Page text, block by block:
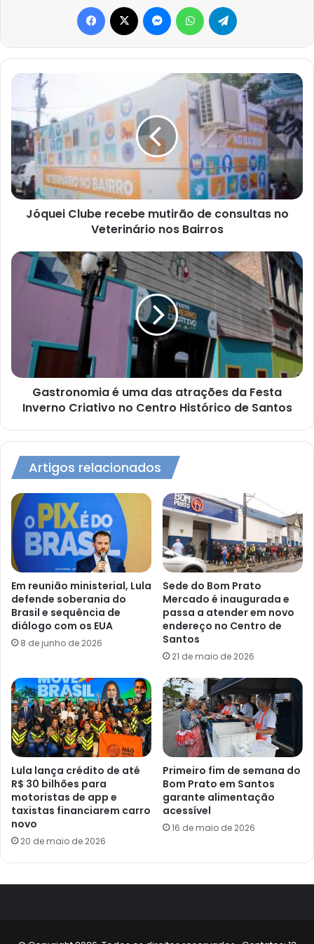
Facebook MessengerWhatsApp
Jóquei
Clube
recebe
mutirão
de
consultas
no
Veterinário
nos
Bairros
Jóquei Clube recebe mutirão de consultas no
Veterinário nos Bairros
Gastronomia
uma
Festa
Inverno
Criativo
Centro
Gastronomia é uma das atrações da Festa
Inverno Criativo no Centro Histórico de Santos
Artigos relacionados
Em reunião ministerial, Lula
defende soberania do
Brasil e sequência de
diálogo com os EUA
8 de junho de 2026
Sede do Bom Prato
Mercado é inaugurada e
passa a atender em novo
endereço no Centro de
Santos
21 de maio de 2026
Lula lança crédito de até
R$ 30 bilhões para
motoristas de app e
taxistas financiarem carro
novo
20 de maio de 2026
Primeiro fim de semana do
Bom Prato em Santos
garante alimentação
acessível
16 de maio de 2026